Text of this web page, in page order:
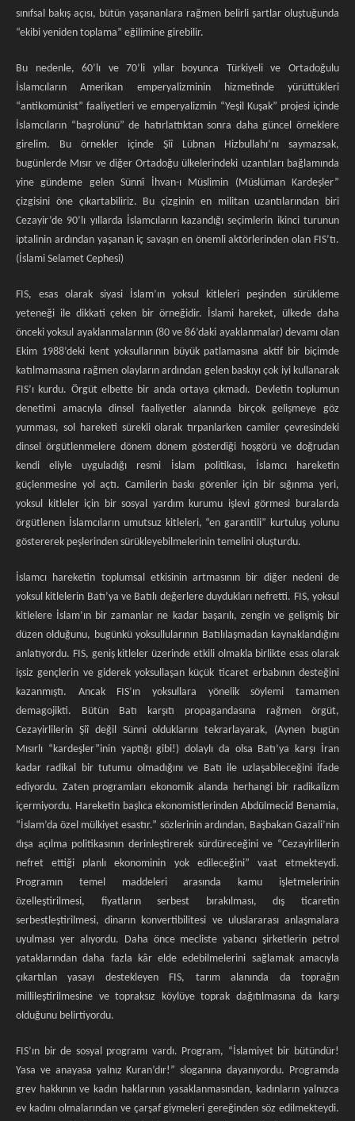
sınıfsal bakış açısı, bütün yaşananlara rağmen belirli şartlar oluştuğunda
“ekibi yeniden toplama” eğilimine girebilir.
Bu nedenle, 60’lı ve 70’li yıllar boyunca Türkiyeli ve Ortadoğulu
İslamcıların Amerikan emperyalizminin hizmetinde yürüttükleri
“antikomünist” faaliyetleri ve emperyalizmin “Yeşil Kuşak” projesi içinde
İslamcıların “başrolünü” de hatırlattıktan sonra daha güncel örneklere
girelim. Bu örnekler içinde Şiî Lübnan Hizbullahı’nı saymazsak,
bugünlerde Mısır ve diğer Ortadoğu ülkelerindeki uzantıları bağlamında
yine gündeme gelen Sünnî İhvan-ı Müslimin (Müslüman Kardeşler”
çizgisini öne çıkartabiliriz. Bu çizginin en militan uzantılarından biri
Cezayir’de 90’lı yıllarda İslamcıların kazandığı seçimlerin ikinci turunun
iptalinin ardından yaşanan iç savaşın en önemli aktörlerinden olan FIS’tı.
(İslami Selamet Cephesi)
FIS, esas olarak siyasi İslam’ın yoksul kitleleri peşinden sürükleme
yeteneği ile dikkati çeken bir örneğidir. İslami hareket, ülkede daha
önceki yoksul ayaklanmalarının (80 ve 86’daki ayaklanmalar) devamı olan
Ekim 1988’deki kent yoksullarının büyük patlamasına aktif bir biçimde
katılmamasına rağmen olayların ardından gelen baskıyı çok iyi kullanarak
FIS’ı kurdu. Örgüt elbette bir anda ortaya çıkmadı. Devletin toplumun
denetimi amacıyla dinsel faaliyetler alanında birçok gelişmeye göz
yumması, sol hareketi sürekli olarak tırpanlarken camiler çevresindeki
dinsel örgütlenmelere dönem dönem gösterdiği hoşgörü ve doğrudan
kendi eliyle uyguladığı resmi İslam politikası, İslamcı hareketin
güçlenmesine yol açtı. Camilerin baskı görenler için bir sığınma yeri,
yoksul kitleler için bir sosyal yardım kurumu işlevi görmesi buralarda
örgütlenen İslamcıların umutsuz kitleleri, “en garantili” kurtuluş yolunu
göstererek peşlerinden sürükleyebilmelerinin temelini oluşturdu.
İslamcı hareketin toplumsal etkisinin artmasının bir diğer nedeni de
yoksul kitlelerin Batı’ya ve Batılı değerlere duydukları nefretti. FIS, yoksul
kitlelere İslam’ın bir zamanlar ne kadar başarılı, zengin ve gelişmiş bir
düzen olduğunu, bugünkü yoksullularının Batılılaşmadan kaynaklandığını
anlatıyordu. FIS, geniş kitleler üzerinde etkili olmakla birlikte esas olarak
işsiz gençlerin ve giderek yoksullaşan küçük ticaret erbabının desteğini
kazanmıştı. Ancak FIS’ın yoksullara yönelik söylemi tamamen
demagojikti. Bütün Batı karşıtı propagandasına rağmen örgüt,
Cezayirlilerin Şiî değil Sünni olduklarını tekrarlayarak, (Aynen bugün
Mısırlı “kardeşler”inin yaptığı gibi!) dolaylı da olsa Batı’ya karşı İran
kadar radikal bir tutumu olmadığını ve Batı ile uzlaşabileceğini ifade
ediyordu. Zaten programları ekonomik alanda herhangi bir radikalizm
içermiyordu. Hareketin başlıca ekonomistlerinden Abdülmecid Benamia,
“İslam’da özel mülkiyet esastır.” sözlerinin ardından, Başbakan Gazali’nin
dışa açılma politikasının derinleştirerek sürdüreceğini ve “Cezayirlilerin
nefret ettiği planlı ekonominin yok edileceğini” vaat etmekteydi.
Programın temel maddeleri arasında kamu işletmelerinin
özelleştirilmesi, fiyatların serbest bırakılması, dış ticaretin
serbestleştirilmesi, dinarın konvertibilitesi ve uluslararası anlaşmalara
uyulması yer alıyordu. Daha önce mecliste yabancı şirketlerin petrol
yataklarından daha fazla kâr elde edebilmelerini sağlamak amacıyla
çıkartılan yasayı destekleyen FIS, tarım alanında da toprağın
millileştirilmesine ve topraksız köylüye toprak dağıtılmasına da karşı
olduğunu belirtiyordu.
FIS’ın bir de sosyal programı vardı. Program, “İslamiyet bir bütündür!
Yasa ve anayasa yalnız Kuran’dır!” sloganına dayanıyordu. Programda
grev hakkının ve kadın haklarının yasaklanmasından, kadınların yalnızca
ev kadını olmalarından ve çarşaf giymeleri gereğinden söz edilmekteydi.